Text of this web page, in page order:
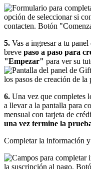
5. Vas a ingresar a tu
breve paso a paso para
"Empezar" para ver su
6. Una vez que completes
a llevar a la pantalla para
mensual con tarjeta de
una vez termine la
Completar la información